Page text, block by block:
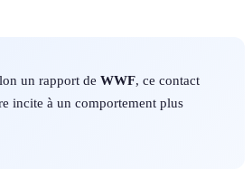
un rapport de WWF, ce contact
incite à un comportement plus